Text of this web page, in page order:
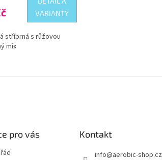
VARIANTY
stříbrná s růžovou
mix
pro vás Kontakt
info@aerobic-shop.cz